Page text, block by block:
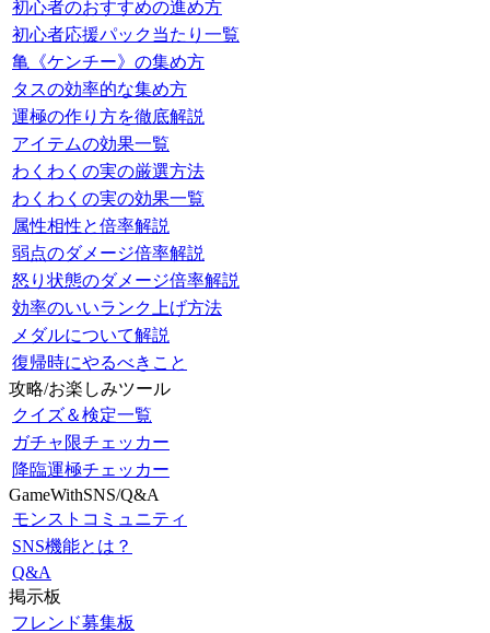
初心者のおすすめの進め方
初心者応援パック当たり一覧
亀《ケンチー》の集め方
タスの効率的な集め方
運極の作り方を徹底解説
アイテムの効果一覧
わくわくの実の厳選方法
わくわくの実の効果一覧
属性相性と倍率解説
弱点のダメージ倍率解説
怒り状態のダメージ倍率解説
効率のいいランク上げ方法
メダルについて解説
復帰時にやるべきこと
攻略/お楽しみツール
クイズ＆検定一覧
ガチャ限チェッカー
降臨運極チェッカー
GameWithSNS/Q&A
モンストコミュニティ
SNS機能とは？
Q&A
掲示板
フレンド募集板